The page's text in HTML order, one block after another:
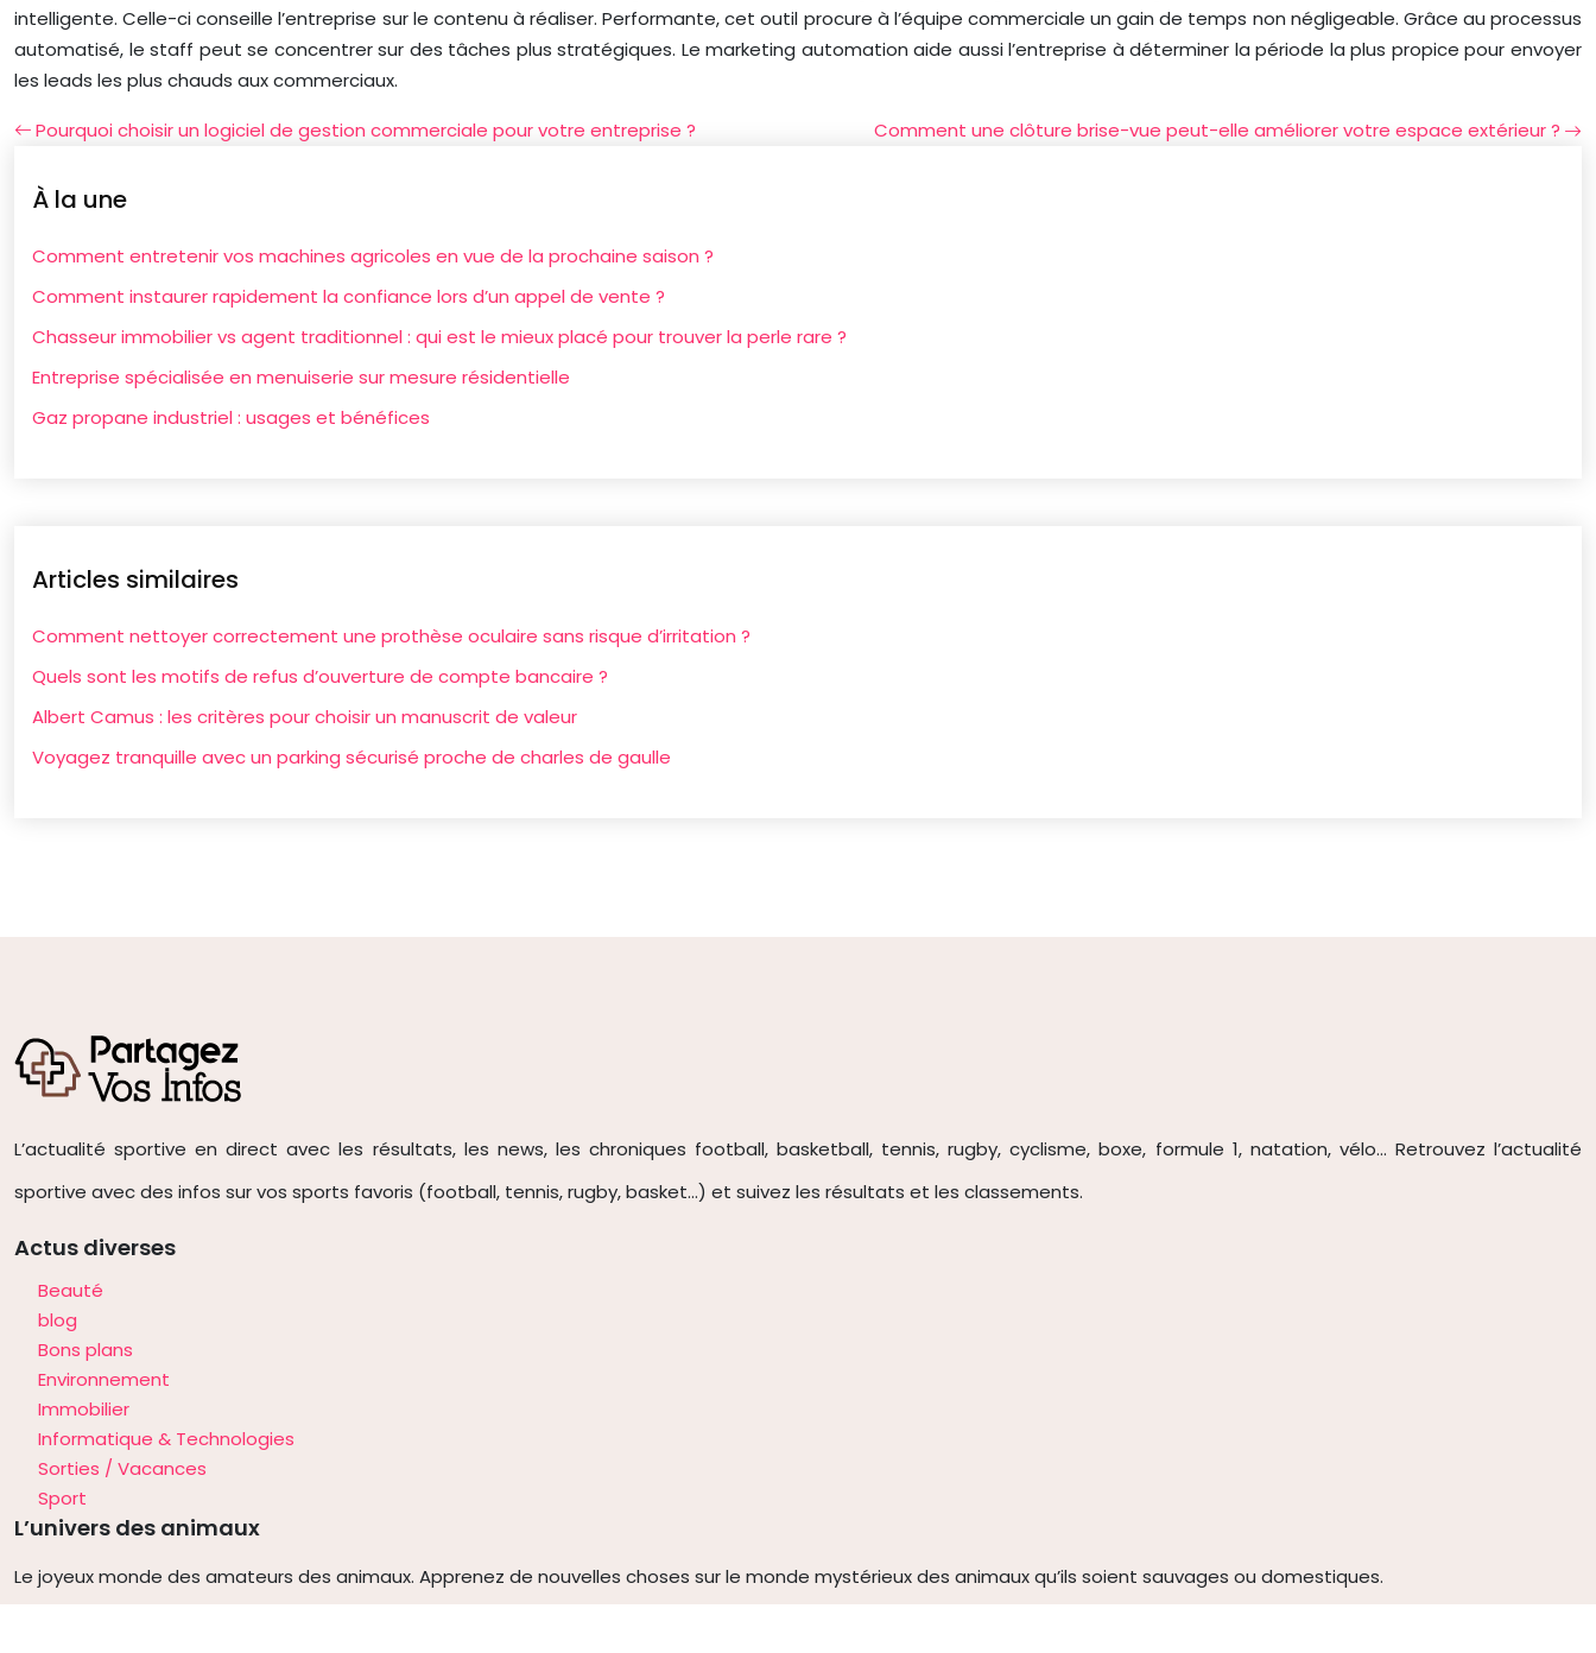
intelligente. Celle-ci conseille l’entreprise sur le contenu à réaliser. Performante, cet outil procure à l’équipe commerciale un gain de temps non négligeable. Grâce au processus
automatisé, le staff peut se concentrer sur des tâches plus stratégiques. Le marketing automation aide aussi l’entreprise à déterminer la période la plus propice pour envoyer
les leads les plus chauds aux commerciaux.
Pourquoi choisir un logiciel de gestion commerciale pour votre entreprise ?
Comment une clôture brise-vue peut-elle améliorer votre espace extérieur ?
À la une
Comment entretenir vos machines agricoles en vue de la prochaine saison ?
Comment instaurer rapidement la confiance lors d’un appel de vente ?
Chasseur immobilier vs agent traditionnel : qui est le mieux placé pour trouver la perle rare ?
Entreprise spécialisée en menuiserie sur mesure résidentielle
Gaz propane industriel : usages et bénéfices
Articles similaires
Comment nettoyer correctement une prothèse oculaire sans risque d’irritation ?
Quels sont les motifs de refus d’ouverture de compte bancaire ?
Albert Camus : les critères pour choisir un manuscrit de valeur
Voyagez tranquille avec un parking sécurisé proche de charles de gaulle
L’actualité sportive en direct avec les résultats, les news, les chroniques football, basketball, tennis, rugby, cyclisme, boxe, formule 1, natation, vélo… Retrouvez l’actualité
sportive avec des infos sur vos sports favoris (football, tennis, rugby, basket…) et suivez les résultats et les classements.
Actus diverses
Beauté
blog
Bons plans
Environnement
Immobilier
Informatique & Technologies
Sorties / Vacances
Sport
L’univers des animaux
Le joyeux monde des amateurs des animaux. Apprenez de nouvelles choses sur le monde mystérieux des animaux qu’ils soient sauvages ou domestiques.